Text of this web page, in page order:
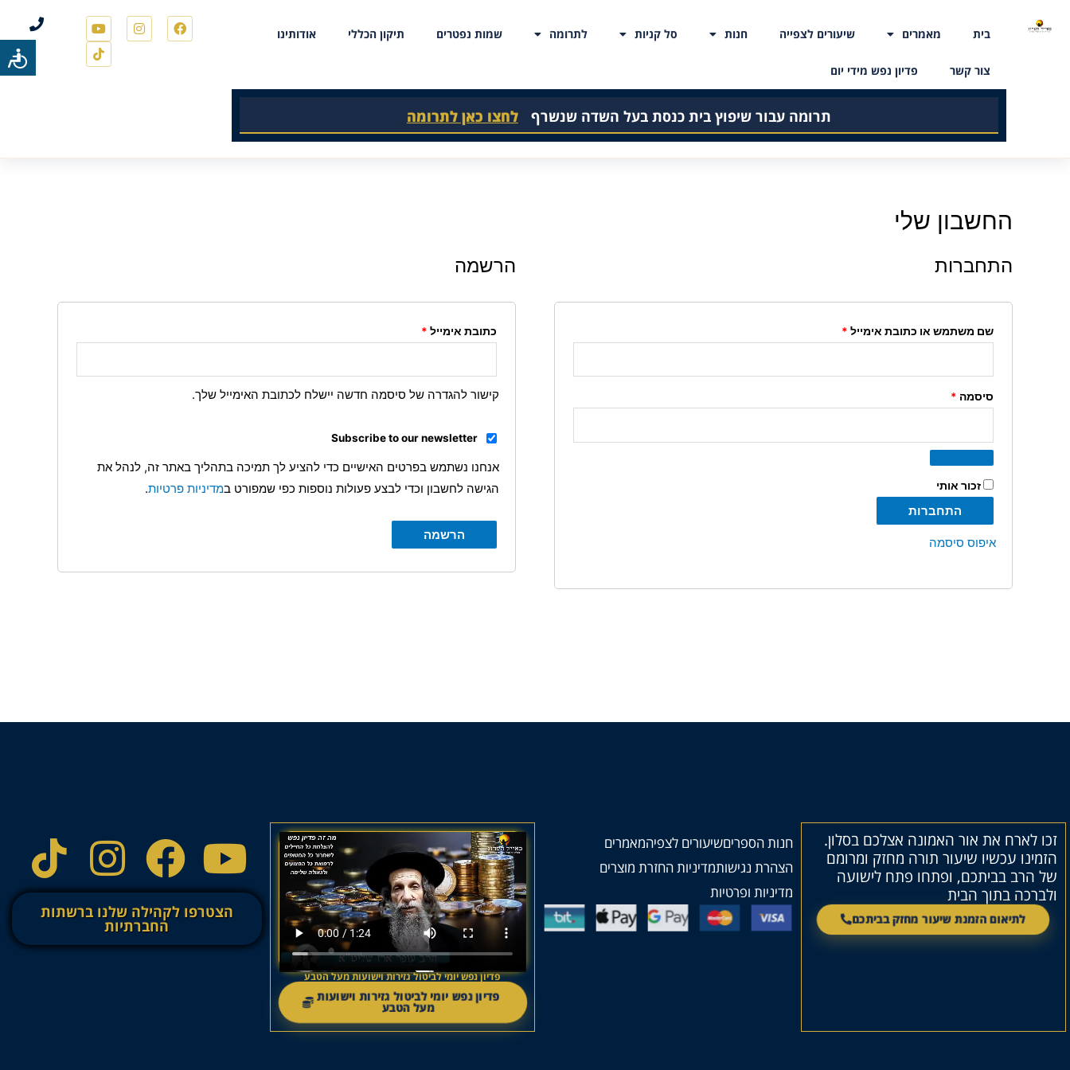
בית מאמרים שיעורים לצפייה חנות סל קניות לתרומה שמות נפטרים תיקון הכללי אודותינו
צור קשר פדיון נפש מידי יום
תרומה עבור שיפוץ בית כנסת בעל השדה שנשרף לחצו כאן לתרומה
החשבון שלי
התחברות
שם משתמש או כתובת אימייל *
סיסמה *
זכור אותי
התחברות
איפוס סיסמה
הרשמה
כתובת אימייל *
קישור להגדרה של סיסמה חדשה יישלח לכתובת האימייל שלך.
Subscribe to our newsletter
אנחנו נשתמש בפרטים האישיים כדי להציע לך תמיכה בתהליך באתר זה, לנהל את
הגישה לחשבון וכדי לבצע פעולות נוספות כפי שמפורט במדיניות פרטיות.
הרשמה
זכו לארח את אור האמונה אצלכם בסלון.
הזמינו עכשיו שיעור תורה מחזק ומרומם
של הרב בביתכם, ופתחו פתח לישועה
ולברכה בתוך הבית
לתיאום הזמנת שיעור מחזק בביתכם
חנות הספריםשיעורים לצפיהמאמרים
הצהרת נגישותמדיניות החזרת מוצרים
מדיניות ופרטיות
פדיון נפש יומי לביטול גזירות וישועות מעל הטבע
פדיון נפש יומי לביטול גזירות וישועות
מעל הטבע
הצטרפו לקהילה שלנו ברשתות
החברתיות